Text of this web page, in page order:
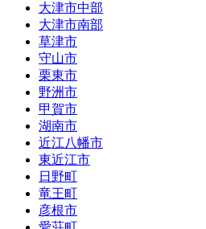
大津市中部
大津市南部
草津市
守山市
栗東市
野洲市
甲賀市
湖南市
近江八幡市
東近江市
日野町
竜王町
彦根市